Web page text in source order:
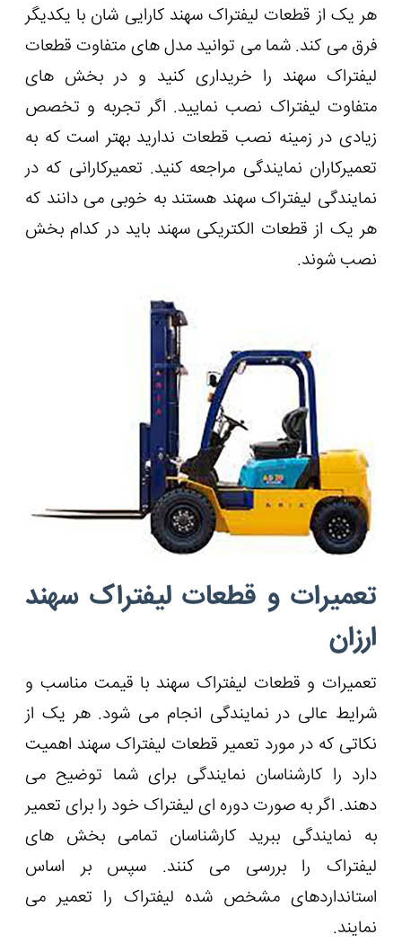
هر یک از قطعات لیفتراک سهند کارایی شان با یکدیگر
فرق می کند. شما می توانید مدل های متفاوت قطعات
لیفتراک سهند را خریداری کنید و در بخش های
متفاوت لیفتراک نصب نمایید. اگر تجربه و تخصص
زیادی در زمینه نصب قطعات ندارید بهتر است که به
تعمیرکاران نمایندگی مراجعه کنید. تعمیرکارانی که در
نمایندگی لیفتراک سهند هستند به خوبی می‌ دانند که
هر یک از قطعات الکتریکی سهند باید در کدام بخش
نصب شوند.
تعمیرات و قطعات لیفتراک سهند
ارزان
تعمیرات و قطعات لیفتراک سهند با قیمت مناسب و
شرایط عالی در نمایندگی انجام می شود. هر یک از
نکاتی که در مورد تعمیر قطعات لیفتراک سهند اهمیت
دارد را کارشناسان نمایندگی برای شما توضیح می
دهند. اگر به صورت دوره‌ ای لیفتراک خود را برای تعمیر
به نمایندگی ببرید کارشناسان تمامی بخش‌ های
لیفتراک را بررسی می‌ کنند. سپس بر اساس
استانداردهای مشخص شده لیفتراک را تعمیر می
نمایند.